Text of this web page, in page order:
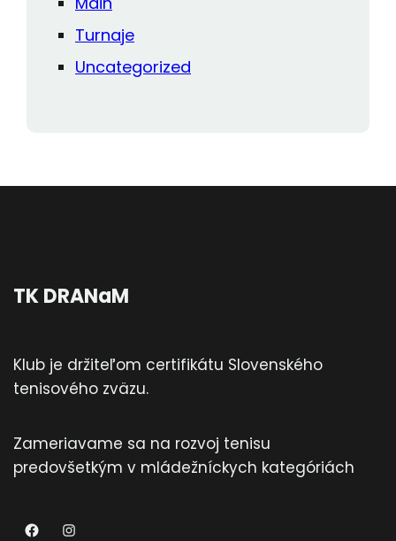
Turnaje
Uncategorized
TK DRANaM
Klub je držiteľom certifikátu Slovenského
tenisového zväzu.
Zameriavame sa na rozvoj tenisu
predovšetkým v mládežníckych kategóriách
TKDRANaM Instagram